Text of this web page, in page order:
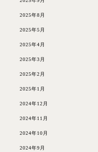
2025年8月
2025年5月
2025年4月
2025年3月
2025年2月
2025年1月
2024年12月
2024年11月
2024年10月
2024年9月